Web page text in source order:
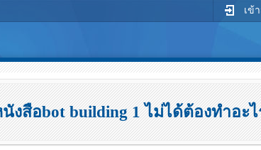
เข้
งสือbot building 1 ไม่ได้ต้องทำอะ